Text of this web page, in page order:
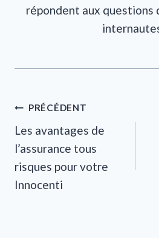
répondent aux questions
Navigation
de
l’article
PRÉCÉDENT
Les avantages de
l’assurance tous
risques pour votre
Innocenti